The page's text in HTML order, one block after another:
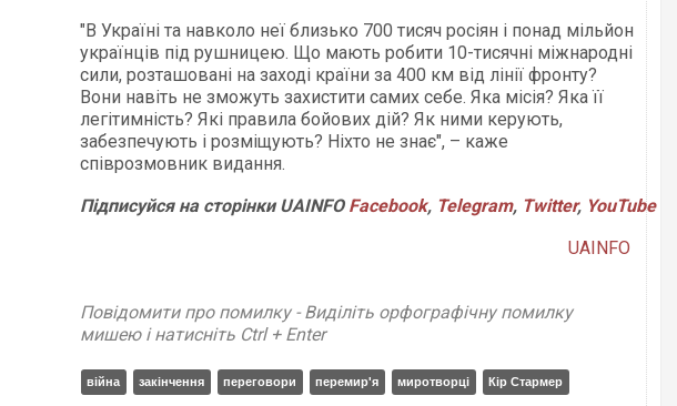
"В Україні та навколо неї близько 700 тисяч росіян і понад мільйон
українців під рушницею. Що мають робити 10-тисячні міжнародні
сили, розташовані на заході країни за 400 км від лінії фронту?
Вони навіть не зможуть захистити самих себе. Яка місія? Яка її
легітимність? Які правила бойових дій? Як ними керують,
забезпечують і розміщують? Ніхто не знає", – каже
співрозмовник видання.
ПідписуйсянасторінкиUAINFO Facebook, Telegram, Twitter, YouTube
UAINFO
Повідомити про помилку - Виділіть орфографічну помилку
мишею і натисніть Ctrl + Enter
війна закінчення переговори перемир'я миротворці Кір Стармер